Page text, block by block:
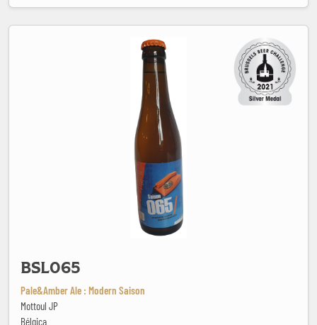
BSL065
Pale&Amber Ale : Modern Saison
Mottoul JP
Bélgica